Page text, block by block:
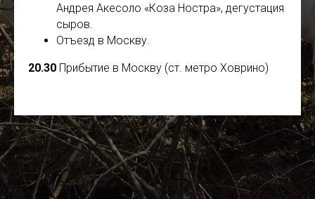
Андрея Акесоло «Коза Ностра», дегустация
сыров.
Отъезд в Москву.
20.30 Прибытие в Москву (ст. метро Ховрино)